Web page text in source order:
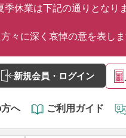
休業は下記の通りとなり
々に深く哀悼の意を表し
新規会員・ログイン
へ ご利用ガイド